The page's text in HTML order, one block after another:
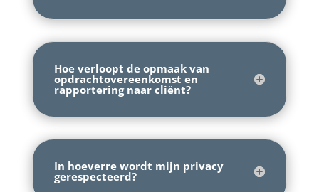
Hoe verloopt de opmaak van
opdrachtovereenkomst en
rapportering naar cliënt?
In hoeverre wordt mijn privacy
gerespecteerd?